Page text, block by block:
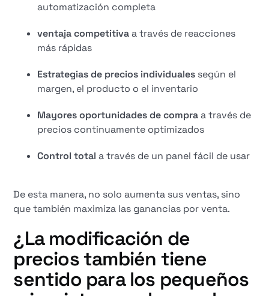
automatización completa
ventaja competitivaa través de reacciones
más rápidas
Estrategias de precios individuales según el
margen, el producto o el inventario
Mayores oportunidades de compraa través de
precios continuamente optimizados
Control total a través de un panel fácil de usar
De esta manera, no solo aumenta sus ventas, sino
que también maximiza las ganancias por venta.
¿La modificación de
precios también tiene
sentido para los pequeños